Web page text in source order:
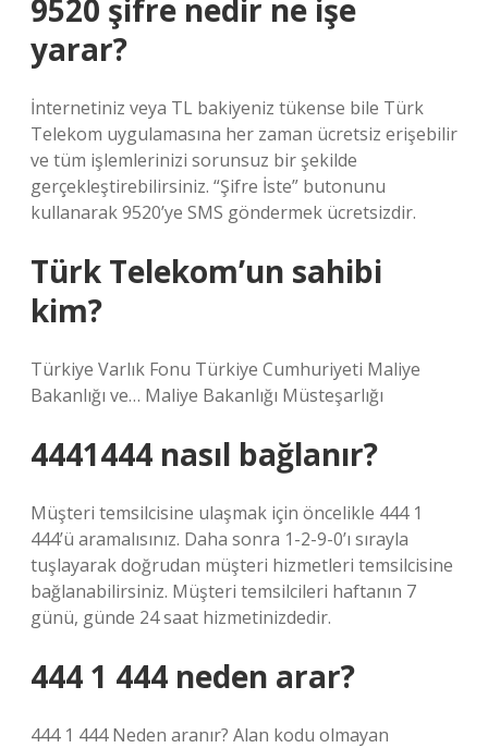
9520 şifre nedir ne işe
yarar?
İnternetiniz veya TL bakiyeniz tükense bile Türk
Telekom uygulamasına her zaman ücretsiz erişebilir
ve tüm işlemlerinizi sorunsuz bir şekilde
gerçekleştirebilirsiniz. “Şifre İste” butonunu
kullanarak 9520’ye SMS göndermek ücretsizdir.
Türk Telekom’un sahibi
kim?
Türkiye Varlık Fonu Türkiye Cumhuriyeti Maliye
Bakanlığı ve… Maliye Bakanlığı Müsteşarlığı
4441444 nasıl bağlanır?
Müşteri temsilcisine ulaşmak için öncelikle 444 1
444’ü aramalısınız. Daha sonra 1-2-9-0’ı sırayla
tuşlayarak doğrudan müşteri hizmetleri temsilcisine
bağlanabilirsiniz. Müşteri temsilcileri haftanın 7
günü, günde 24 saat hizmetinizdedir.
444 1 444 neden arar?
444 1 444 Neden aranır? Alan kodu olmayan